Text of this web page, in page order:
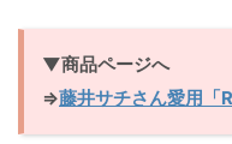
▼商品ページへ
⇒藤井サチさん愛用「